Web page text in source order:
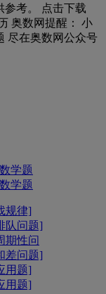
参考。 点击下载
奥数网提醒： 小
尽在奥数网公众号
学题
学题
规律]
队问题]
期性问
差问题]
用题]
用题]